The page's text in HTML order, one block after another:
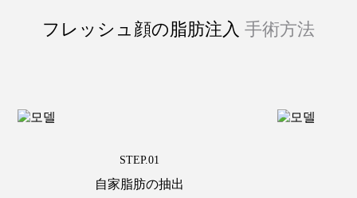
リアルモデル応募
フレッシュ顔の脂肪注入 手術方法
STEP.01
自家脂肪の抽出